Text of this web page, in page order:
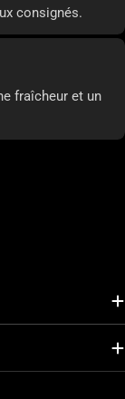
consignés.
fraîcheur et un